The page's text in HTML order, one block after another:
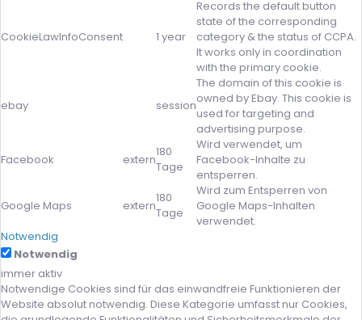
CookieLawInfoConsent 1 year
Records the default button
state of the corresponding
category & the status of CCPA.
It works only in coordination
with the primary cookie.
ebay session
The domain of this cookie is
owned by Ebay. This cookie is
used for targeting and
advertising purpose.
Facebook
extern
180
Tage
Wird verwendet, um
Facebook-Inhalte zu
entsperren.
Google Maps
extern
180
Tage
Wird zum Entsperren von
Google Maps-Inhalten
verwendet.
Notwendig
Notwendig
immer aktiv
Notwendige Cookies sind für das einwandfreie Funktionieren der
Website absolut notwendig. Diese Kategorie umfasst nur Cookies,